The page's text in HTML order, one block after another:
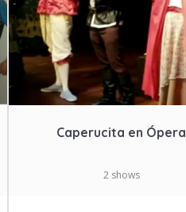
Caperucita en Ópera
2 shows